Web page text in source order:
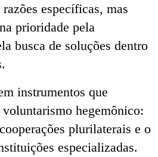
específicas, mas
prioridade pela
busca de soluções dentro
instrumentos que
hegemônico:
plurilaterais e o
especializadas.